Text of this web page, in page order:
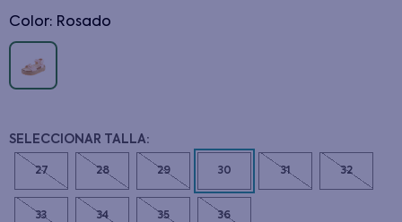
Color: rosado
27 28 29 30 31 32
33 34 35 36